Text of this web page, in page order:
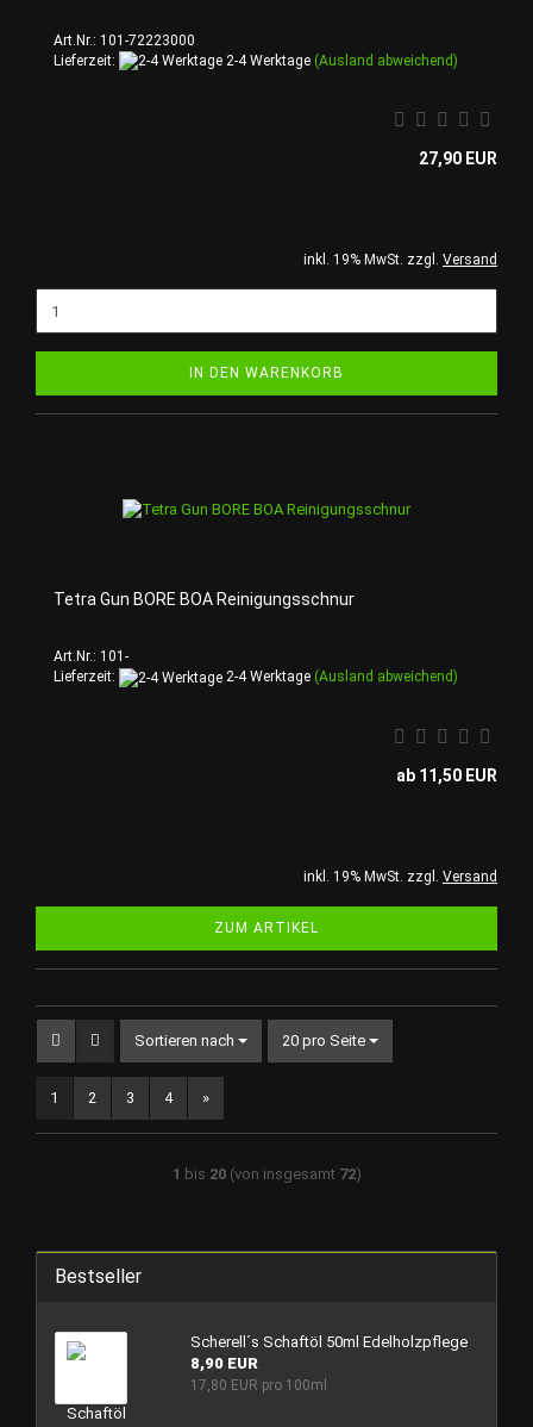
Art.Nr.: 101-72223000
Lieferzeit:
2-4 Werktage (Ausland abweichend)
27,90 EUR
inkl. 19% MwSt. zzgl. Versand
IN DEN WARENKORB
Tetra Gun BORE BOA Reinigungsschnur
Art.Nr.: 101-
Lieferzeit:
2-4 Werktage (Ausland abweichend)
ab 11,50 EUR
inkl. 19% MwSt. zzgl. Versand
ZUM ARTIKEL
Sortieren nach
Sortieren nach 20 pro Seite
pro Seite
1 2 3 4 »
1 bis 20(von insgesamt 72)
Bestseller
Scherell´s Schaftöl 50ml Edelholzpflege
8,90 EUR
17,80 EUR pro 100ml